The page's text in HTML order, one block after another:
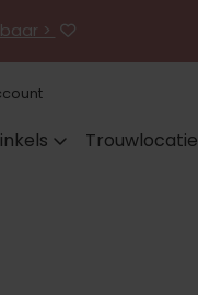
>
Trouwlocatie